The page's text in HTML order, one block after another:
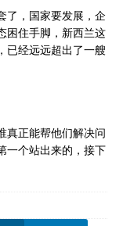
了，国家要发展，企
困住手脚，新西兰这
已经远远超出了一艘
真正能帮他们解决问
一个站出来的，接下